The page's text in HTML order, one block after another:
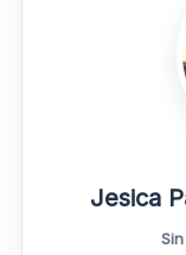
Jesica